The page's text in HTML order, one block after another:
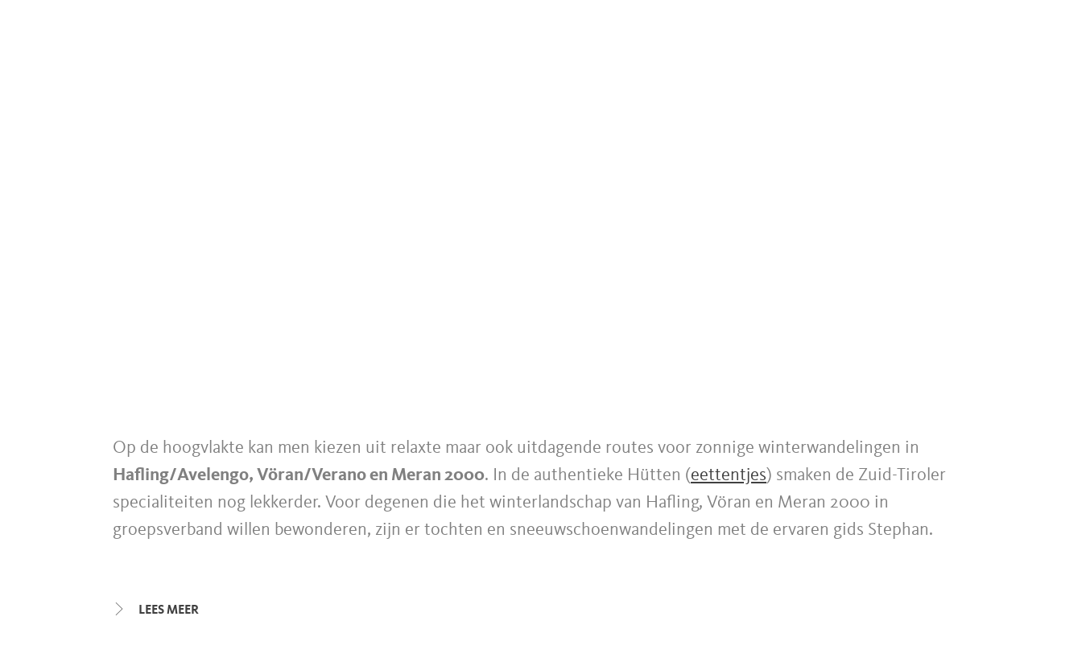
Op de hoogvlakte kan men kiezen uit relaxte maar ook uitdagende routes voor zonnige winterwandelingen in
Hafling/Avelengo, Vöran/Verano en Meran 2000. In de authentieke Hütten (eettentjes) smaken de Zuid-Tiroler
specialiteiten nog lekkerder. Voor degenen die het winterlandschap van Hafling, Vöran en Meran 2000 in
groepsverband willen bewonderen, zijn er tochten en sneeuwschoenwandelingen met de ervaren gids Stephan.
LEES MEER